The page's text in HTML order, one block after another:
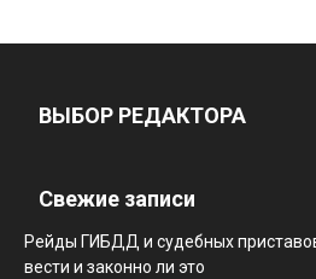
ВЫБОР РЕДАКТОРА
Свежие записи
Рейды ГИБДД и судебных
вести и законно ли это